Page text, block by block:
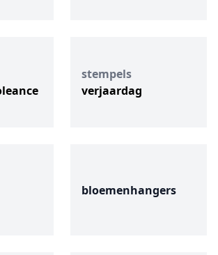
stempels
verjaardag
bloemenhangers